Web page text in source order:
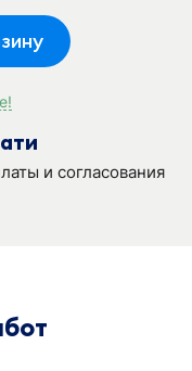
и согласования